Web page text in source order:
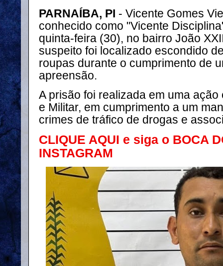
PARNAÍBA, PI - Vicente Gomes
conhecido como "Vicente
quinta-feira (30), no bairro João
suspeito foi localizado escondido
roupas durante o cumprimento de
apreensão.
A prisão foi realizada em uma
e Militar, em cumprimento a um
crimes de tráfico de drogas e
CLIQUE AQUI e siga o BOCA
INSTAGRAM